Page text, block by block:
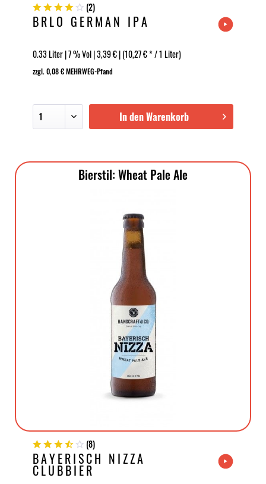
(2)
BRLO GERMAN IPA
0.33 Liter | 7 % Vol | 3,39 € | (10,27 € * / 1 Liter)
zzgl. 0,08 € MEHRWEG-Pfand
In den Warenkorb
Bierstil: Wheat Pale Ale
(8)
BAYERISCH NIZZA
CLUBBIER